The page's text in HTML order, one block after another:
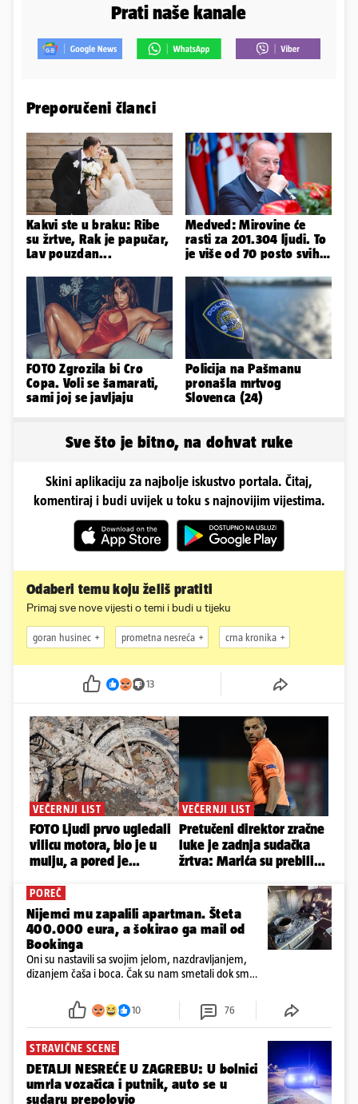
Prati naše kanale
Preporučeni članci
Kakvi ste u braku: Ribe
su žrtve, Rak je papučar,
Lav pouzdan...
Medved: Mirovine će
rasti za 201.304 ljudi. To
je više od 70 posto svih
FOTO Zgrozila bi Cro
Copa. Voli se šamarati,
sami joj se javljaju
Policija na Pašmanu
pronašla mrtvog
Slovenca (24)
Sve što je bitno, na dohvat ruke
Skini aplikaciju za najbolje iskustvo portala. Čitaj,
komentiraj i budi uvijek u toku s najnovijim vijestima.
Odaberi temu koju želiš pratiti
Primaj sve nove vijesti o temi i budi u tijeku
goran husinec prometna nesreća crna kronika
13
POREČ
Nijemci mu zapalili apartman. Šteta
400.000 eura, a šokirao ga mail od
Bookinga
Oni su nastavili sa svojim jelom, nazdravljanjem,
dizanjem čaša i boca. Čak su nam smetali dok smo
požar, rekao je vlasnik
10 76
STRAVIČNE SCENE
DETALJI NESREĆE U ZAGREBU: U bolnici
umrla vozačica i putnik, auto se u
sudaru prepolovio